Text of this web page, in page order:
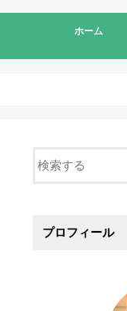
ホーム
プロフィール